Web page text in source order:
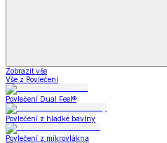
Zobrazit vše
Vše z Povlečení
Povlečení Dual Feel®
Povlečení z hladké bavlny
Povlečení z mikrovlákna